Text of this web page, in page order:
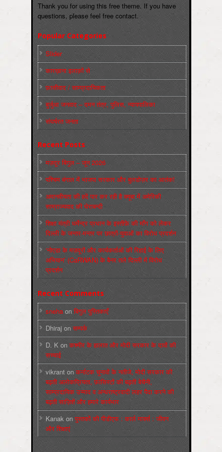
Thank you for using this free theme. If you have
questions, please feel free contact.
Popular Categories
Slider
कारख़ाना इलाक़ों से
फ़ासीवाद / साम्‍प्रदायिकता
बुर्जुआ जनवाद – दमन तंत्र, पुलिस, न्‍यायपालिका
संघर्षरत जनता
Recent Posts
मज़दूर बिगुल – जून 2026
पश्चिम बंगाल में भाजपा सरकार और बुलडोज़र का आतंक!
अमानवीयता की हदें पार कर रही है क्यूबा में अमेरिकी
साम्राज्यवाद की घेराबन्दी
शिक्षा मंत्री धर्मेन्द्र प्रधान के इस्तीफ़े की माँग को लेकर
दिल्ली के जन्तर-मन्तर पर छात्रों-युवाओं का विरोध प्रदर्शन
‘नोएडा के मज़दूरों और कार्यकर्ताओं की रिहाई के लिए
अभियान’ (CaRWAN) के बैनर तले दिल्ली में विरोध
प्रदर्शन
Recent Comments
sneha on बिगुल पुस्तिकाएँ
Dhiraj on सम्पर्क
D. K on कश्मीर के हालात और मोदी सरकार के दावों की
सच्चाई
vikrant onकर्नाटक चुनावों के नतीजे, मोदी सरकार की
बढ़ती अलोकप्रियता, फ़ासिस्टों की बढ़ती बेचैनी,
साम्प्रदायिक उन्माद व अन्धराष्ट्रवादी लहर पैदा करने की
बढ़ती साज़िशें और हमारे कार्यभार
Kanak onपुस्‍तकों की पीडीएफ : कार्ल मार्क्‍स : जीवन
और शिक्षाएं